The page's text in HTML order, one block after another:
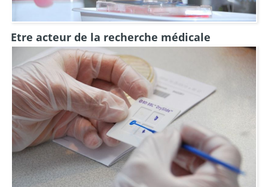
Etre acteur de la recherche médicale